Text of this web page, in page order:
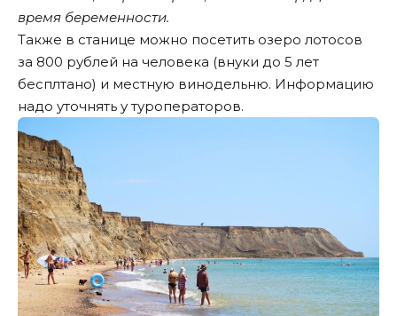
время беременности.
Также в станице можно посетить озеро лотосов
за 800 рублей на человека (внуки до 5 лет
бесплтано) и местную винодельню. Информацию
надо уточнять у туроператоров.